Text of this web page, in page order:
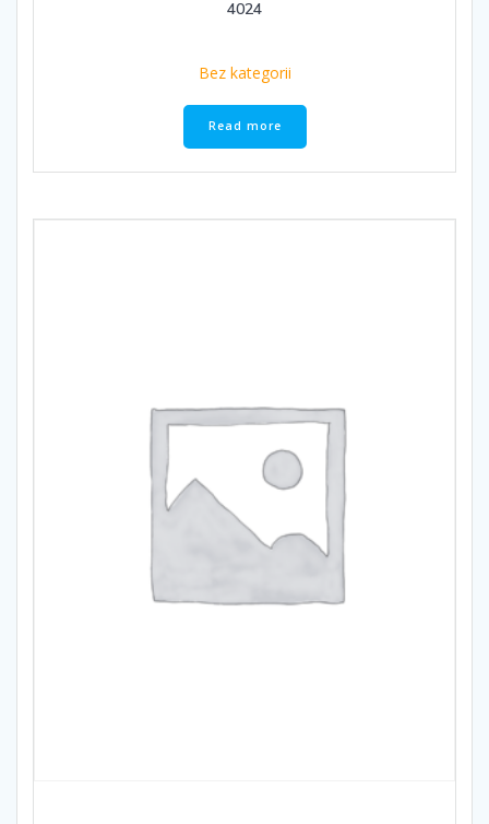
4024
Bez kategorii
Read more